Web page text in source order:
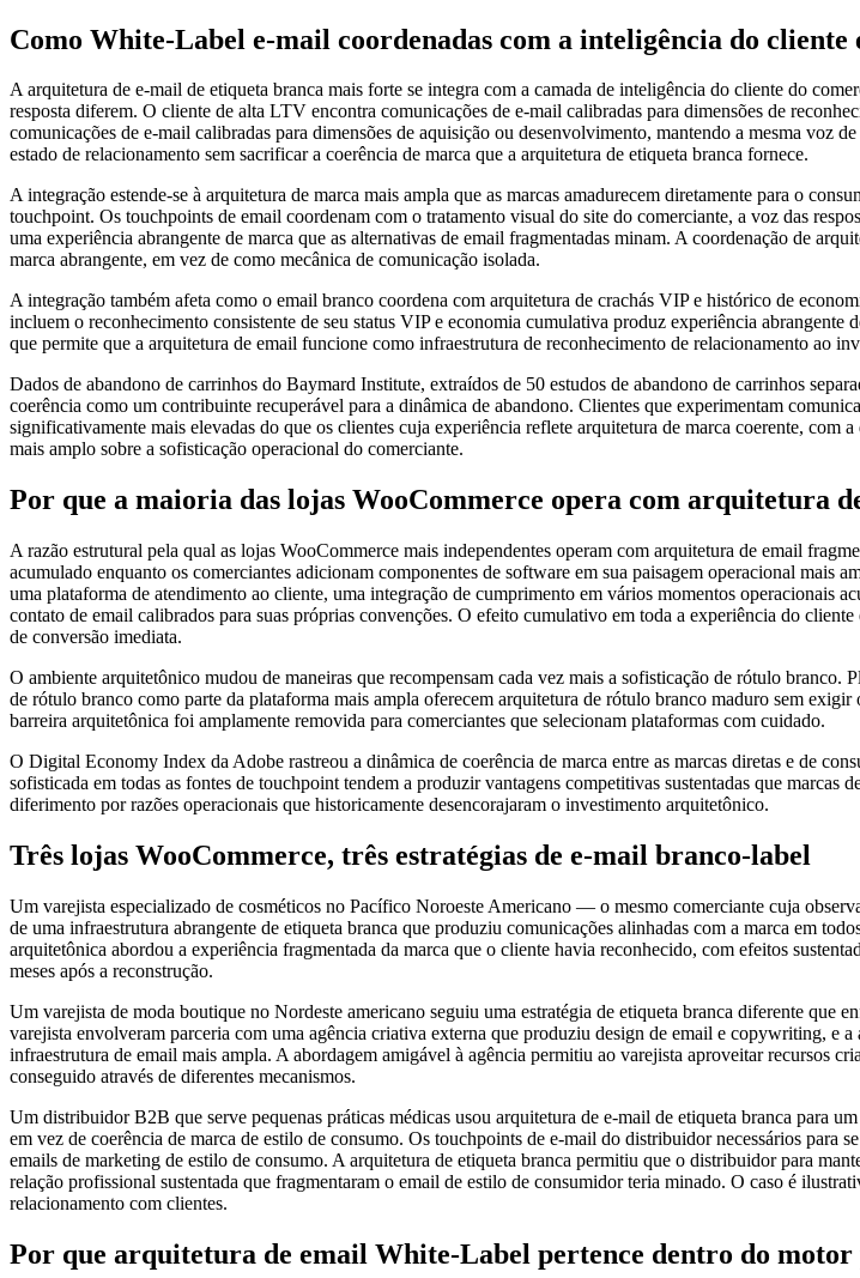
Como White-Label e-mail coordenadas com a inteligência do
A arquitetura de e-mail de etiqueta branca mais forte se integra com a camada de inteligência do cliente do
resposta diferem. O cliente de alta LTV encontra comunicações de e-mail calibradas para dimensões de
comunicações de e-mail calibradas para dimensões de aquisição ou desenvolvimento, mantendo a mesma voz
estado de relacionamento sem sacrificar a coerência de marca que a arquitetura de etiqueta branca fornece.
A integração estende-se à arquitetura de marca mais ampla que as marcas amadurecem diretamente para o
touchpoint. Os touchpoints de email coordenam com o tratamento visual do site do comerciante, a voz das
uma experiência abrangente de marca que as alternativas de email fragmentadas minam. A coordenação de
marca abrangente, em vez de como mecânica de comunicação isolada.
A integração também afeta como o email branco coordena com arquitetura de crachás VIP e histórico de
incluem o reconhecimento consistente de seu status VIP e economia cumulativa produz experiência
que permite que a arquitetura de email funcione como infraestrutura de reconhecimento de relacionamento ao
Dados de abandono de carrinhos do Baymard Institute, extraídos de 50 estudos de abandono de carrinhos
coerência como um contribuinte recuperável para a dinâmica de abandono. Clientes que experimentam
significativamente mais elevadas do que os clientes cuja experiência reflete arquitetura de marca coerente,
mais amplo sobre a sofisticação operacional do comerciante.
Por que a maioria das lojas WooCommerce opera com arquitetura
A razão estrutural pela qual as lojas WooCommerce mais independentes operam com arquitetura de email
acumulado enquanto os comerciantes adicionam componentes de software em sua paisagem operacional
uma plataforma de atendimento ao cliente, uma integração de cumprimento em vários momentos operacionais
contato de email calibrados para suas próprias convenções. O efeito cumulativo em toda a experiência do
de conversão imediata.
O ambiente arquitetônico mudou de maneiras que recompensam cada vez mais a sofisticação de rótulo
de rótulo branco como parte da plataforma mais ampla oferecem arquitetura de rótulo branco maduro sem
barreira arquitetônica foi amplamente removida para comerciantes que selecionam plataformas com cuidado.
O Digital Economy Index da Adobe rastreou a dinâmica de coerência de marca entre as marcas diretas e de
sofisticada em todas as fontes de touchpoint tendem a produzir vantagens competitivas sustentadas que
diferimento por razões operacionais que historicamente desencorajaram o investimento arquitetônico.
Três lojas WooCommerce, três estratégias de e-mail branco-label
Um varejista especializado de cosméticos no Pacífico Noroeste Americano — o mesmo comerciante cuja
de uma infraestrutura abrangente de etiqueta branca que produziu comunicações alinhadas com a marca em
arquitetônica abordou a experiência fragmentada da marca que o cliente havia reconhecido, com efeitos
meses após a reconstrução.
Um varejista de moda boutique no Nordeste americano seguiu uma estratégia de etiqueta branca diferente que
varejista envolveram parceria com uma agência criativa externa que produziu design de email e copywriting, e
infraestrutura de email mais ampla. A abordagem amigável à agência permitiu ao varejista aproveitar recursos
conseguido através de diferentes mecanismos.
Um distribuidor B2B que serve pequenas práticas médicas usou arquitetura de e-mail de etiqueta branca para
em vez de coerência de marca de estilo de consumo. Os touchpoints de e-mail do distribuidor necessários
emails de marketing de estilo de consumo. A arquitetura de etiqueta branca permitiu que o distribuidor para
relação profissional sustentada que fragmentaram o email de estilo de consumidor teria minado. O caso é
relacionamento com clientes.
Por que arquitetura de email White-Label pertence dentro do